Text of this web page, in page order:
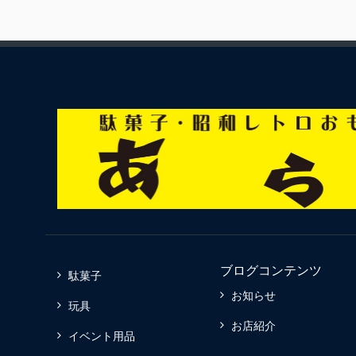
駄菓子
玩具
イベント用品
ブログコンテンツ
お知らせ
お店紹介